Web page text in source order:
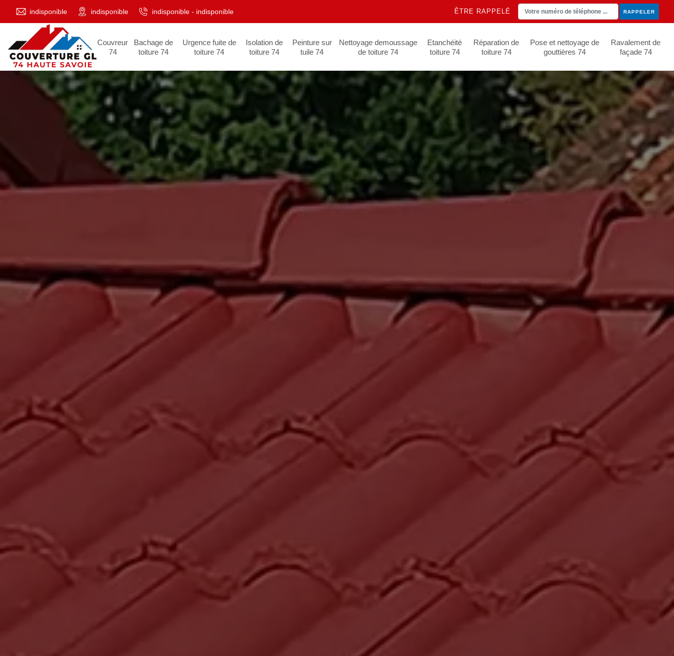
indisponible indisponible indisponible - indisponible ÊTRE RAPPELÉ
Couvreur
74
Bachage de
toiture 74
Urgence fuite de
toiture 74
Isolation de
toiture 74
Peinture sur
tuile 74
Nettoyage demoussage
de toiture 74
Etanchéité
toiture 74
Réparation de
toiture 74
Pose et nettoyage de
gouttières 74
Ravalement de
façade 74